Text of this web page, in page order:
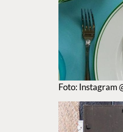
Foto: Instagram